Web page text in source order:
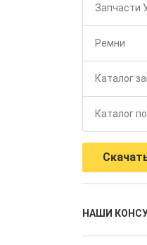
Запчасти
Ремни
Каталог
Каталог
НАШИ